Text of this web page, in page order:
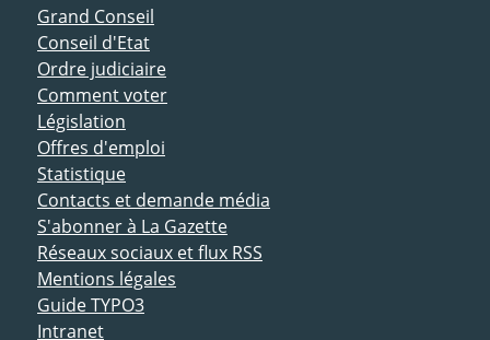
ACCÈS DIRECT
Grand Conseil
Conseil d'Etat
Ordre judiciaire
Comment voter
Législation
Offres d'emploi
Statistique
Contacts et demande média
S'abonner à La Gazette
Réseaux sociaux et flux RSS
Mentions légales
Guide TYPO3
Intranet